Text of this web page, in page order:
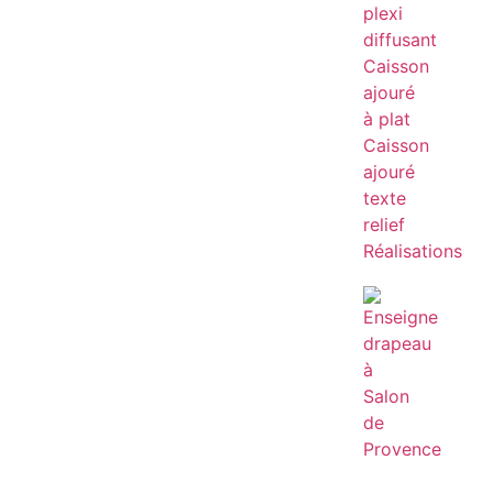
plexi
diffusant
Caisson
ajouré
à plat
Caisson
ajouré
texte
relief
Réalisations